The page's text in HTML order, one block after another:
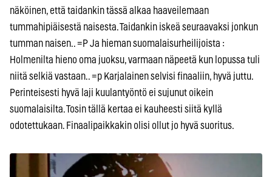
näköinen, että taidankin tässä alkaa haaveilemaan
tummahipiäisestä naisesta. Taidankin iskeä seuraavaksi jonkun
tumman naisen.. =P Ja hieman suomalaisurheilijoista :
Holmenilta hieno oma juoksu, varmaan näpeetä kun lopussa tuli
niitä selkiä vastaan.. =p Karjalainen selvisi finaaliin, hyvä juttu.
Perinteisesti hyvä laji kuulantyöntö ei sujunut oikein
suomalaisilta. Tosin tällä kertaa ei kauheesti siitä kyllä
odotettukaan. Finaalipaikkakin olisi ollut jo hyvä suoritus.